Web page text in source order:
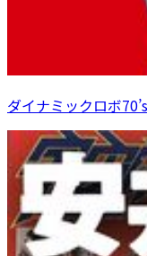
ダイナミックロボ